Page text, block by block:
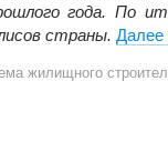
года. По
страны. Далее
жилищного